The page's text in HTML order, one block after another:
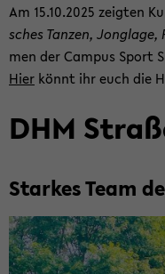
Am 15.10.2025 zeig­ten
sches Tan­zen, Jon­gla­ge,
men der Cam­pus Sport
Hier könnt ihr euch die
DHM
Star­kes Team